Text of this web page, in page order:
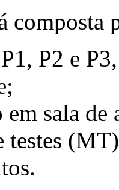
composta
P2 e
sala
testes